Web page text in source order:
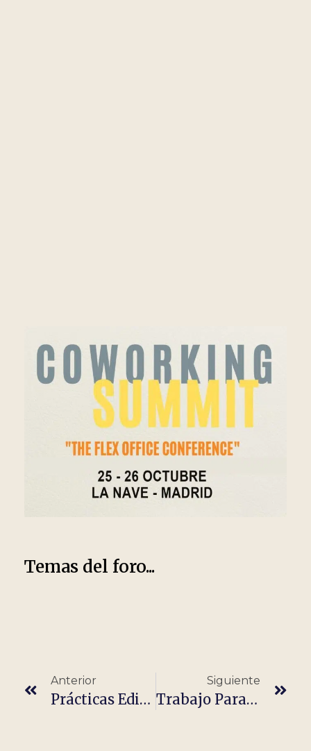
Temas del foro...
Anterior
Prácticas Editor / Animador De Vídeo
Siguiente
Trabajo Para Estudiantes – Profesor/a Particular